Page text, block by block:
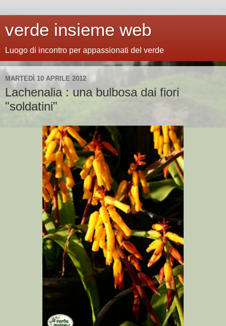
verde insieme web
Luogo di incontro per appassionati del verde
MARTEDÌ 10 APRILE 2012
Lachenalia : una bulbosa dai fiori
"soldatini"